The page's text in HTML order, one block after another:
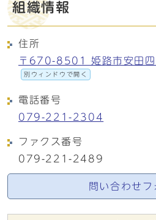
組織情報
住所
〒670-8501 姫路市安田
別ウィンドウで開く
電話番号
079-221-2304
ファクス番号
079-221-2489
問い合わせフ